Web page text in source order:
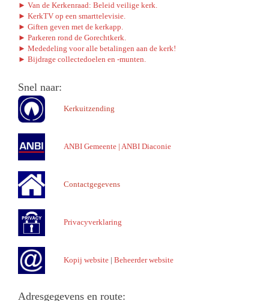
► Van de Kerkenraad: Beleid veilige kerk.
► KerkTV op een smarttelevisie.
► Giften geven met de kerkapp.
► Parkeren rond de Gorechtkerk.
► Mededeling voor alle betalingen aan de kerk!
► Bijdrage collectedoelen en -munten.
Snel naar:
Kerkuitzending
ANBI Gemeente | ANBI Diaconie
Contactgegevens
Privacyverklaring
Kopij website | Beheerder website
Adresgegevens en route: